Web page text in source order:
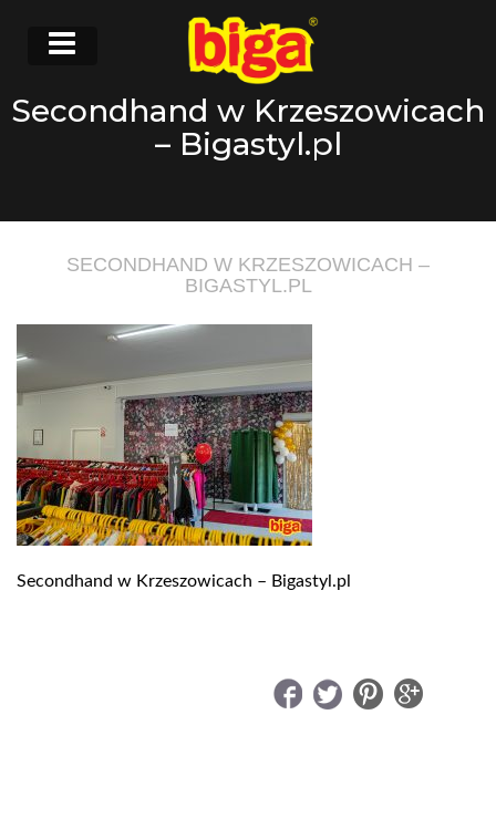
Secondhand w Krzeszowicach
– Bigastyl.pl
SECONDHAND W KRZESZOWICACH –
BIGASTYL.PL
Secondhand w Krzeszowicach – Bigastyl.pl